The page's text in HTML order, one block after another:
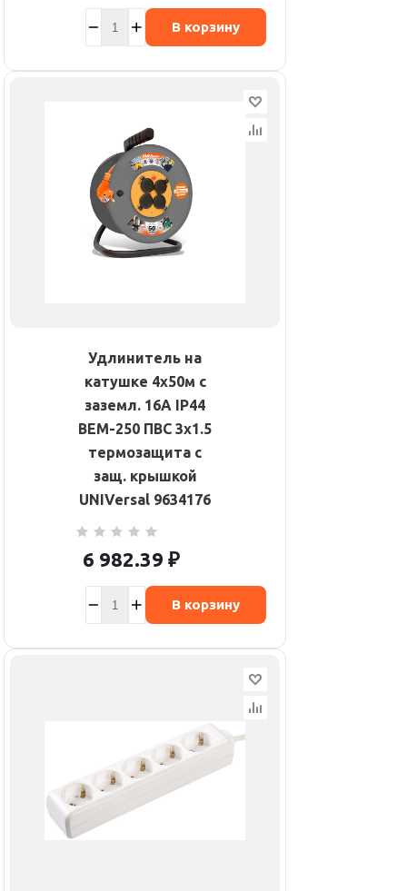
В корзину
Удлинитель на
катушке 4х50м с
заземл. 16А IP44
ВЕМ-250 ПВС 3х1.5
термозащита с
защ. крышкой
UNIVersal 9634176
6 982.39 ₽
В корзину